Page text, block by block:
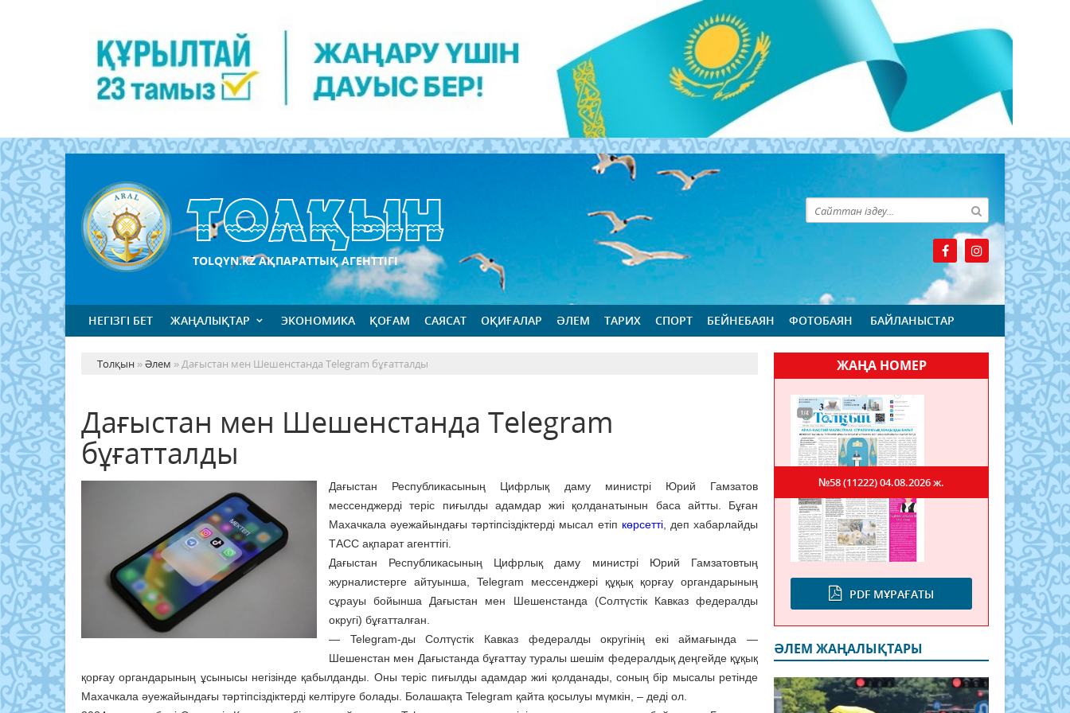
TOLQYN.KZ АҚПАРАТТЫҚ АГЕНТТІГІ
НЕГІЗГІ БЕТ ЖАҢАЛЫҚТАР ЭКОНОМИКА ҚОҒАМ САЯСАТ ОҚИҒАЛАР ӘЛЕМ ТАРИХ СПОРТ БЕЙНЕБАЯН ФОТОБАЯН БАЙЛАНЫСТАР
Толқын »Әлем » Дағыстан мен Шешенстанда Telegram бұғатталды
Дағыстан мен Шешенстанда Telegram
бұғатталды
Дағыстан Республикасының Цифрлық даму министрі Юрий Гамзатов
мессенджерді теріс пиғылды адамдар жиі қолданатынын баса айтты. Бұған
Махачкала әуежайындағы тәртіпсіздіктерді мысал етіп көрсетті, деп хабарлайды
ТАСС ақпарат агенттігі.
Дағыстан Республикасының Цифрлық даму министрі Юрий Гамзатовтың
журналистерге айтуынша, Telegram мессенджері құқық қорғау органдарының
сұрауы бойынша Дағыстан мен Шешенстанда (Солтүстік Кавказ федералды
округі) бұғатталған.
— Telegram-ды Солтүстік Кавказ федералды округінің екі аймағында —
Шешенстан мен Дағыстанда бұғаттау туралы шешім федералдық деңгейде құқық
қорғау органдарының ұсынысы негізінде қабылданды. Оны теріс пиғылды адамдар жиі қолданады, соның бір мысалы ретінде
Махачкала әуежайындағы тәртіпсіздіктерді келтіруге болады. Болашақта Telegram қайта қосылуы мүмкін, – деді ол.
ЖАҢА НОМЕР
PDF МҰРАҒАТЫ
№58 (11222)04.08.2026 ж.
ӘЛЕМ ЖАҢАЛЫҚТАРЫ